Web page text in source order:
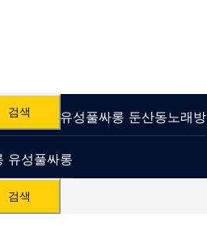
라오케 유성풀싸롱 둔산동노래방
유성풀싸롱